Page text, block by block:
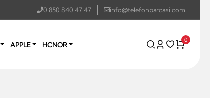
0 850 840 47 47 info@telefonparcasi.com
APPLE HONOR
0